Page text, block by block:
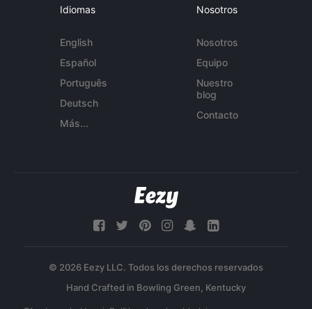
Idiomas
English
Español
Português
Deutsch
Más...
Nosotros
Nosotros
Equipo
Nuestro
blog
Contacto
© 2026 Eezy LLC. Todos los derechos reservados